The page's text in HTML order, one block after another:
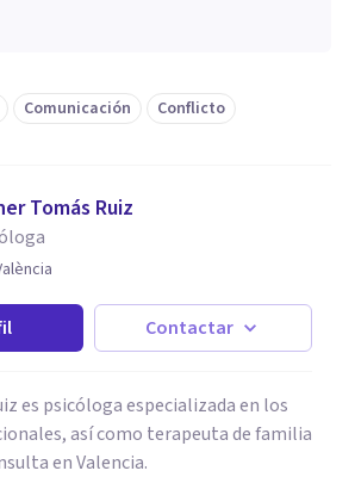
Comunicación Conflicto
Tomás Ruiz
Contactar
es psicóloga especializada en los
así como terapeuta de familia
en Valencia.